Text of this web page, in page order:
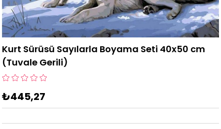
Kurt Sürüsü Sayılarla Boyama Seti 40x50 cm
(Tuvale Gerili)
₺445,27